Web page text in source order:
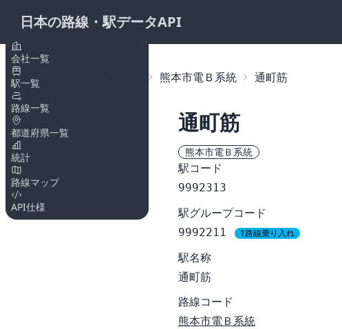
会社一覧
駅一覧
路線一覧
都道府県一覧
統計
路線マップ
API仕様
日本の路線・駅データAPI
トップページ 熊本市電Ｂ系統 通町筋
通町筋
熊本市電Ｂ系統
駅コード
9992313
駅グループコード
9992211 1路線乗り入れ
駅名称
通町筋
路線コード
熊本市電Ｂ系統